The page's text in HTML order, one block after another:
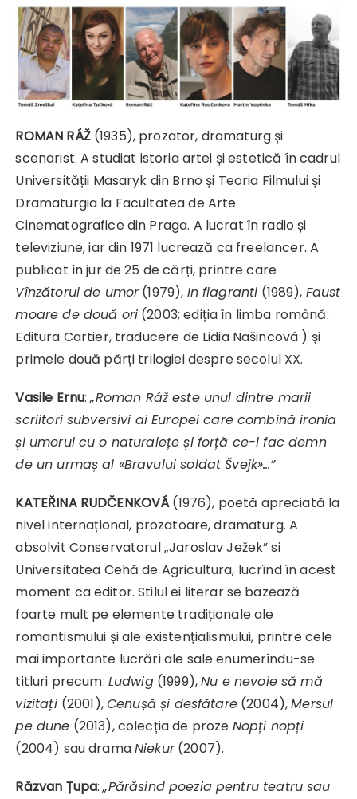
ROMAN RÁŽ(1935), prozator, dramaturg și
scenarist. A studiat istoria artei și estetică în cadrul
Universității Masaryk din Brno și Teoria Filmului și
Dramaturgia la Facultatea de Arte
Cinematografice din Praga. A lucrat în radio și
televiziune, iar din 1971 lucrează ca freelancer. A
publicat în jur de 25 de cărți, printre care
Vînzătorul de umor(1979), In flagranti (1989), Faust
moare de două ori (2003; ediția în limba română:
Editura Cartier, traducere de Lidia Našincová ) și
primele două părți trilogiei despre secolul XX.
Vasile Ernu:„Roman Ráž este unul dintre marii
scriitori subversivi ai Europei care combină ironia
și umorul cu o naturalețe și forță ce-l fac demn
de un urmaș al «Bravului soldat Švejk»…”
KATEŘINA RUDČENKOVÁ(1976), poetă apreciată la
nivel internațional, prozatoare, dramaturg. A
absolvit Conservatorul „Jaroslav Ježek” si
Universitatea Cehă de Agricultura, lucrînd în acest
moment ca editor. Stilul ei literar se bazează
foarte mult pe elemente tradiționale ale
romantismului și ale existențialismului, printre cele
mai importante lucrări ale sale enumerîndu-se
titluri precum: Ludwig(1999),Nu e nevoie să mă
vizitați (2001),Cenușă și desfătare(2004),Mersul
pe dune (2013), colecția de proze Nopți nopți
(2004) sau dramaNiekur(2007).
Răzvan Țupa:„Părăsind poezia pentru teatru sau